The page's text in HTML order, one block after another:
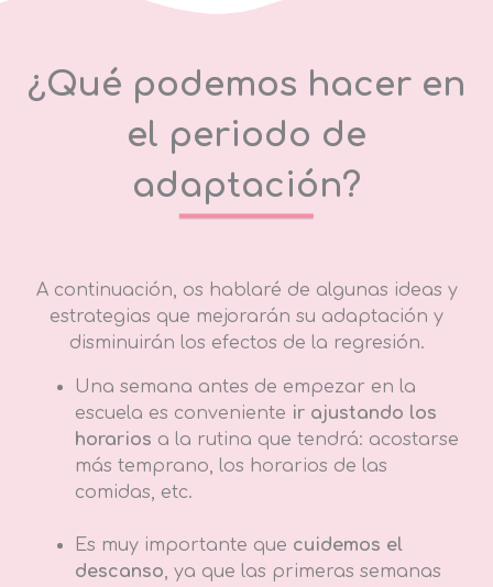
¿Qué podemos hacer en
el periodo de
adaptación?
A continuación, os hablaré de algunas ideas y
estrategias que mejorarán su adaptación y
disminuirán los efectos de la regresión.
Una semana antes de empezar en la
escuela es conveniente ir ajustando los
horarios a la rutina que tendrá: acostarse
más temprano, los horarios de las
comidas, etc.
Es muy importante que cuidemos el
descanso, ya que las primeras semanas